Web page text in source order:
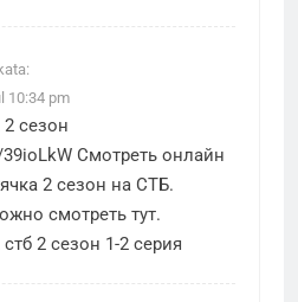
10:34 pm
сезон
Смотреть онлайн
2 сезон на СТБ.
смотреть тут.
2 сезон 1-2 серия